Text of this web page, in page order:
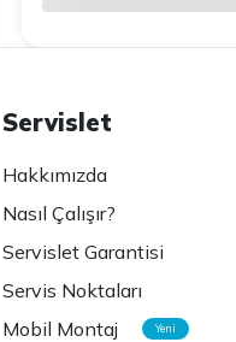
Servislet
Hakkımızda
Nasıl Çalışır?
Servislet Garantisi
Servis Noktaları
Mobil Montaj
Yeni